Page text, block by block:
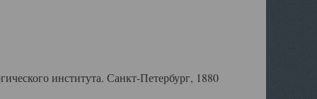
института. Санкт-Петербург, 1880